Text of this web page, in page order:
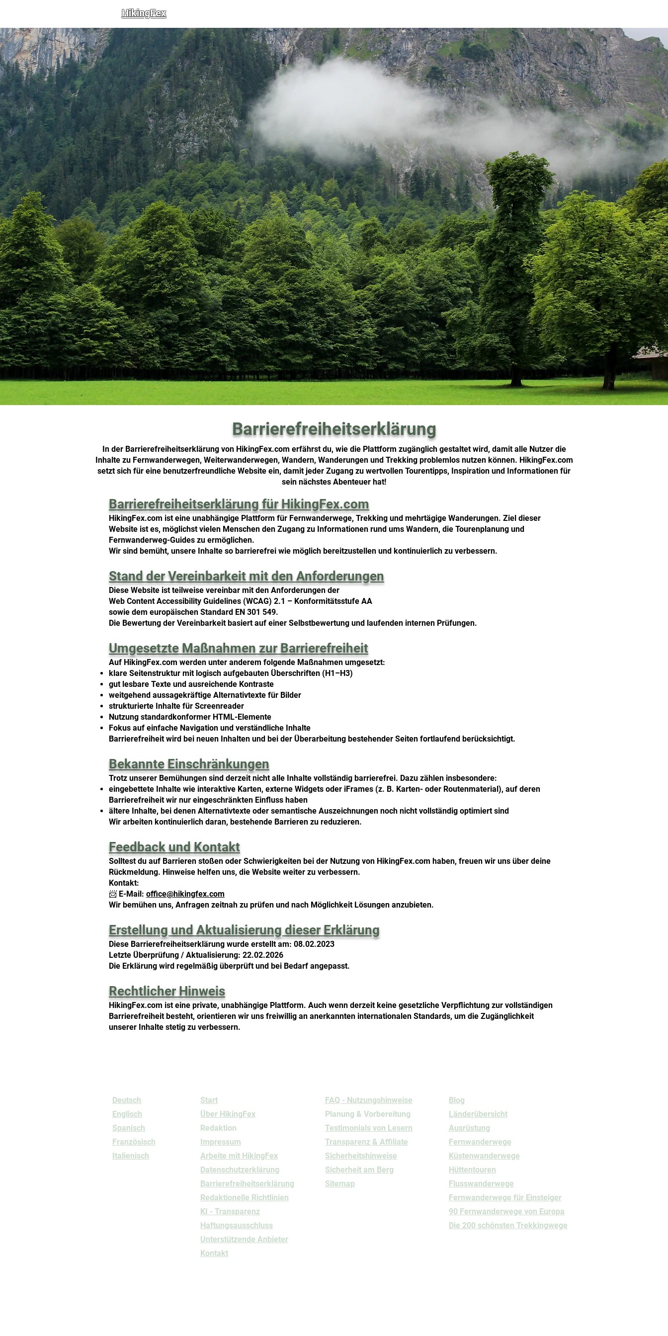
HikingFex
Barrierefreiheitserklärung
In der Barrierefreiheitserklärung von HikingFex.com erfährst du, wie die Plattform zugänglich gestaltet wird, damit alle Nutzer die
Inhalte zu Fernwanderwegen, Weiterwanderwegen, Wandern, Wanderungen und Trekking problemlos nutzen können. HikingFex.com
setzt sich für eine benutzerfreundliche Website ein, damit jeder Zugang zu wertvollen Tourentipps, Inspiration und Informationen für
sein nächstes Abenteuer hat!
Barrierefreiheitserklärung für HikingFex.com
HikingFex.com ist eine unabhängige Plattform für Fernwanderwege, Trekking und mehrtägige Wanderungen. Ziel dieser
Website ist es, möglichst vielen Menschen den Zugang zu Informationen rund ums Wandern, die Tourenplanung und
Fernwanderweg-Guides zu ermöglichen.
Wir sind bemüht, unsere Inhalte so barrierefrei wie möglich bereitzustellen und kontinuierlich zu verbessern.
Stand der Vereinbarkeit mit den Anforderungen
Diese Website ist teilweise vereinbar mit den Anforderungen der
Web Content Accessibility Guidelines (WCAG) 2.1 – Konformitätsstufe AA
sowie dem europäischen Standard EN 301 549.
Die Bewertung der Vereinbarkeit basiert auf einer Selbstbewertung und laufenden internen Prüfungen.
Umgesetzte Maßnahmen zur Barrierefreiheit
Auf HikingFex.com werden unter anderem folgende Maßnahmen umgesetzt:
klare Seitenstruktur mit logisch aufgebauten Überschriften (H1–H3)
gut lesbare Texte und ausreichende Kontraste
weitgehend aussagekräftige Alternativtexte für Bilder
strukturierte Inhalte für Screenreader
Nutzung standardkonformer HTML-Elemente
Fokus auf einfache Navigation und verständliche Inhalte
Barrierefreiheit wird bei neuen Inhalten und bei der Überarbeitung bestehender Seiten fortlaufend berücksichtigt.
Bekannte Einschränkungen
Trotz unserer Bemühungen sind derzeit nicht alle Inhalte vollständig barrierefrei. Dazu zählen insbesondere:
eingebettete Inhalte wie interaktive Karten, externe Widgets oder iFrames (z. B. Karten- oder Routenmaterial), auf deren
Barrierefreiheit wir nur eingeschränkten Einfluss haben
ältere Inhalte, bei denen Alternativtexte oder semantische Auszeichnungen noch nicht vollständig optimiert sind
Wir arbeiten kontinuierlich daran, bestehende Barrieren zu reduzieren.
Feedback und Kontakt
Solltest du auf Barrieren stoßen oder Schwierigkeiten bei der Nutzung von HikingFex.com haben, freuen wir uns über deine
Rückmeldung. Hinweise helfen uns, die Website weiter zu verbessern.
Kontakt:
📨 E-Mail: office@hikingfex.com
Wir bemühen uns, Anfragen zeitnah zu prüfen und nach Möglichkeit Lösungen anzubieten.
Erstellung und Aktualisierung dieser Erklärung
Diese Barrierefreiheitserklärung wurde erstellt am: 08.02.2023
Letzte Überprüfung / Aktualisierung: 22.02.2026
Die Erklärung wird regelmäßig überprüft und bei Bedarf angepasst.
Rechtlicher Hinweis
HikingFex.com ist eine private, unabhängige Plattform. Auch wenn derzeit keine gesetzliche Verpflichtung zur vollständigen
Barrierefreiheit besteht, orientieren wir uns freiwillig an anerkannten internationalen Standards, um die Zugänglichkeit
unserer Inhalte stetig zu verbessern.
Deutsch
Englisch
Spanisch
Französisch
Italienisch
Start
Über HikingFex
Redaktion
Impressum
Arbeite mit HikingFex
Datenschutz​erklärung
Barrierefreiheitserklärung
Redaktionelle Richtlinien
KI - Transparenz
Haftungsausschluss
Unterstützende Anbieter
Kontakt
FAQ - Nutzungshinweise
Planung & Vorbereitung
Testimonials von Lesern
Transparenz & Affiliate
Sicherheitshinweise
Sicherheit am Berg
Sitemap
Blog
Länderübersicht
Ausrüstung
Fernwanderwege
Küstenwanderwege
Hüttentouren
Flusswanderwege
Fernwanderwege für Einsteiger
90 Fernwanderwege von Europa
Die 200 schönsten Trekkingwege